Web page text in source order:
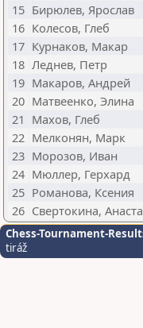
15 Бирюлев, Ярослав
16 Колесов, Глеб
17 Курнаков, Макар
18 Леднев, Петр
19 Макаров, Андрей
20 Матвеенко, Элина
21 Махов, Глеб
22 Мелконян, Марк
23 Морозов, Иван
24 Мюллер, Герхард
25 Романова, Ксения
26 Свертокина,
Chess-Tournament-
tiráž